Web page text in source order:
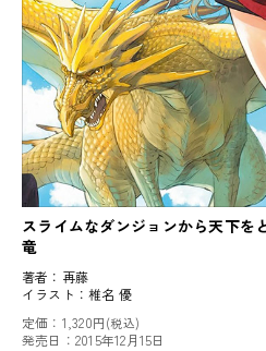
スライムなダンジョンから天下を
竜
著者： 再藤
イラスト：椎名 優
定価： 1,320円(税込)
発売日： 2015年12月15日